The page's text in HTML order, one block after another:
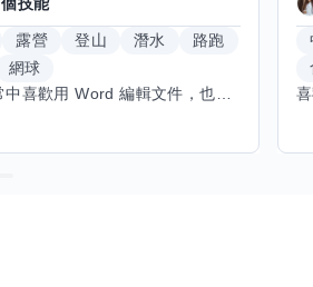
露營 登山 潛水
路跑
網球
我熱愛日文，日常中喜歡用 Word 編輯文件，也對創業有不少想法。希望能找到願意和我交換技能的朋友，我願意分享日文和辦公軟體技巧，期待學習手繪和烏克麗麗，感受不同的藝術魅力。年長帶來沉澱與耐心，願與你互相成長，一同探索新領域的喜悅。